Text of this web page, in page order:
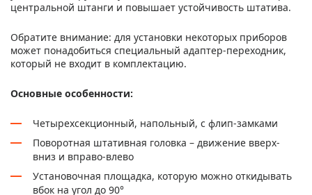
центральной штанги и повышает устойчивость штатива.
Обратите внимание: для установки некоторых приборов
может понадобиться специальный адаптер-переходник,
который не входит в комплектацию.
Основные особенности:
Четырехсекционный, напольный, с флип-замками
Поворотная штативная головка – движение вверх-
вниз и вправо-влево
Установочная площадка, которую можно откидывать
вбок на угол до 90°